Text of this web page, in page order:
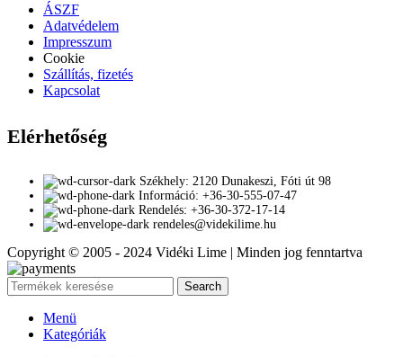
ÁSZF
Adatvédelem
Impresszum
Cookie
Szállítás, fizetés
Kapcsolat
Elérhetőség
Székhely: 2120 Dunakeszi, Fóti út 98
Információ: +36-30-555-07-47
Rendelés: +36-30-372-17-14
rendeles@videkilime.hu
Copyright © 2005 - 2024 Vidéki Lime | Minden jog fenntartva
Search
Menü
Kategóriák